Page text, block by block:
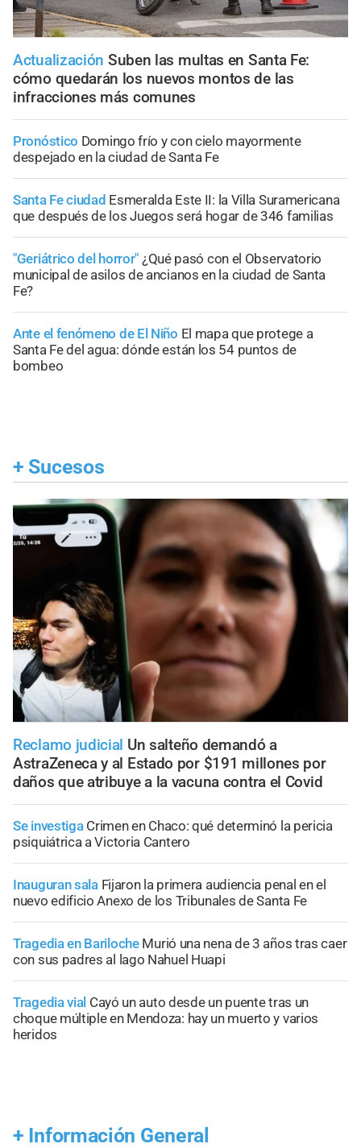
Actualización Suben las multas en Santa Fe:
cómo quedarán los nuevos montos de las
infracciones más comunes
Pronóstico Domingo frío y con cielo mayormente
despejado en la ciudad de Santa Fe
Santa Fe ciudad Esmeralda Este II: la Villa Suramericana
que después de los Juegos será hogar de 346 familias
"Geriátrico del horror" ¿Qué pasó con el Observatorio
municipal de asilos de ancianos en la ciudad de Santa
Fe?
Ante el fenómeno de El Niño El mapa que protege a
Santa Fe del agua: dónde están los 54 puntos de
bombeo
+ Sucesos
Reclamo judicial Un salteño demandó a
AstraZeneca y al Estado por $191 millones por
daños que atribuye a la vacuna contra el Covid
Se investiga Crimen en Chaco: qué determinó la pericia
psiquiátrica a Victoria Cantero
Inauguran sala Fijaron la primera audiencia penal en el
nuevo edificio Anexo de los Tribunales de Santa Fe
Tragedia en Bariloche Murió una nena de 3 años tras caer
con sus padres al lago Nahuel Huapi
Tragedia vial Cayó un auto desde un puente tras un
choque múltiple en Mendoza: hay un muerto y varios
heridos
+ Información General